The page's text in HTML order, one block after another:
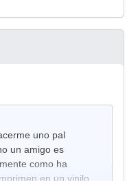
uno pal
un amigo es
como ha
en un vinilo